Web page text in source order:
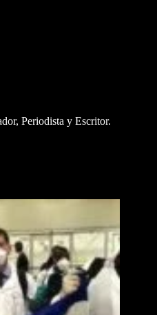
Periodista y Escritor.